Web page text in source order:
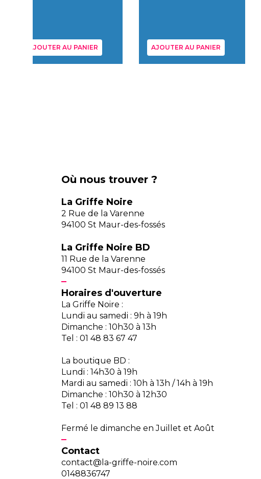
AJOUTER AU PANIER AJOUTER AU PANIER
Où nous trouver ?
La Griffe Noire
2 Rue de la Varenne
94100 St Maur-des-fossés
La Griffe Noire BD
11 Rue de la Varenne
94100 St Maur-des-fossés
Horaires d'ouverture
La Griffe Noire :
Lundi au samedi : 9h à 19h
Dimanche : 10h30 à 13h
Tel : 01 48 83 67 47
La boutique BD :
Lundi : 14h30 à 19h
Mardi au samedi : 10h à 13h / 14h à 19h
Dimanche : 10h30 à 12h30
Tel : 01 48 89 13 88
Fermé le dimanche en Juillet et Août
Contact
contact@la-griffe-noire.com
0148836747